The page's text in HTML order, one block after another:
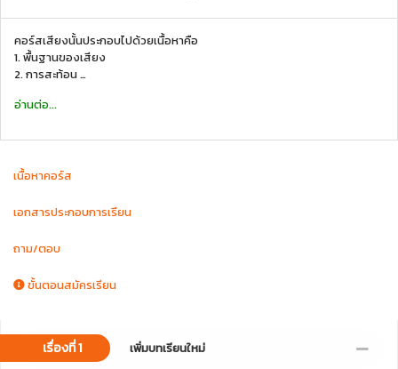
คอร์สเสียงนั้นประกอบไปด้วยเนื้อหาคือ
1. พื้นฐานของเสียง
2. การสะท้อน
4. การแทรกสอด
6. ระดับความเข้มเสียง
8. การสั่นพ้อง
10. ปรากฏการณ์ดอปเพอร์
ด้วยเนื้อหาที่ครบครันและโจทย์ที่อัพเดทมีอย่างต่ำ 10 ข้อในทุกหัวข้อโจทย์จึง
ไปใช้ในการสอบที่โรงเรียนและสอบPat อย่างแน่นอน
อ่านต่อ...
เนื้อหาคอร์ส
เอกสารประกอบการเรียน
ถาม/ตอบ
ขั้นตอนสมัครเรียน
เรื่องที่ 1 เพิ่มบทเรียนใหม่